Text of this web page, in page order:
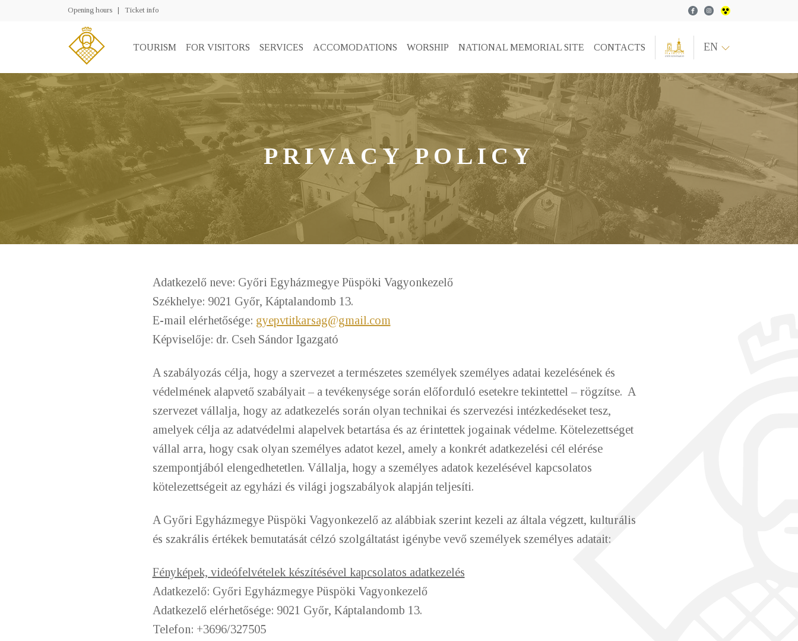
Opening hours | Ticket info FacebookInstagram
TOURISM FOR VISITORS SERVICES ACCOMODATIONS WORSHIP NATIONAL MEMORIAL SITE CONTACTS EN
PRIVACY POLICY
Adatkezelő neve: Győri Egyházmegye Püspöki Vagyonkezelő
Székhelye: 9021 Győr, Káptalandomb 13.
E-mail elérhetősége: gyepvtitkarsag@gmail.com
Képviselője: dr. Cseh Sándor Igazgató
A szabályozás célja, hogy a szervezet a természetes személyek személyes adatai kezelésének és
védelmének alapvető szabályait – a tevékenysége során előforduló esetekre tekintettel – rögzítse. A
szervezet vállalja, hogy az adatkezelés során olyan technikai és szervezési intézkedéseket tesz,
amelyek célja az adatvédelmi alapelvek betartása és az érintettek jogainak védelme. Kötelezettséget
vállal arra, hogy csak olyan személyes adatot kezel, amely a konkrét adatkezelési cél elérése
szempontjából elengedhetetlen. Vállalja, hogy a személyes adatok kezelésével kapcsolatos
kötelezettségeit az egyházi és világi jogszabályok alapján teljesíti.
A Győri Egyházmegye Püspöki Vagyonkezelő az alábbiak szerint kezeli az általa végzett, kulturális
és szakrális értékek bemutatását célzó szolgáltatást igénybe vevő személyek személyes adatait:
Fényképek, videófelvételek készítésével kapcsolatos adatkezelés
Adatkezelő: Győri Egyházmegye Püspöki Vagyonkezelő
Adatkezelő elérhetősége: 9021 Győr, Káptalandomb 13.
Telefon: +3696/327505